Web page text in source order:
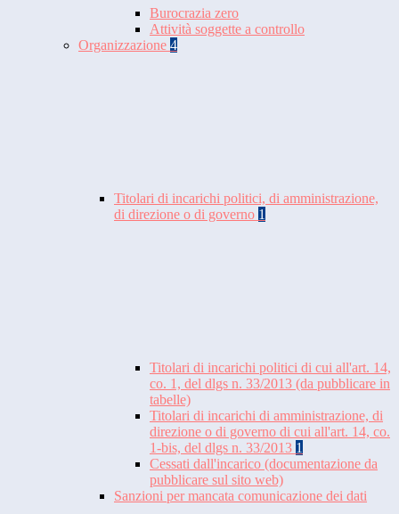
Burocrazia zero
Attività soggette a controllo
Organizzazione 4
Titolari di incarichi politici, di amministrazione,
di direzione o di governo 1
Titolari di incarichi politici di cui all'art. 14,
co. 1, del dlgs n. 33/2013 (da pubblicare in
tabelle)
Titolari di incarichi di amministrazione, di
direzione o di governo di cui all'art. 14, co.
1-bis, del dlgs n. 33/2013 1
Cessati dall'incarico (documentazione da
pubblicare sul sito web)
Sanzioni per mancata comunicazione dei dati